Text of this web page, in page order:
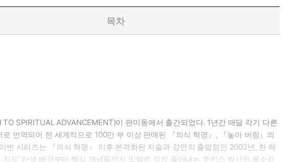
목차
SPIRITUAL ADVANCEMENT)이 판미동에서 출간되었다. 1년간 매달 각기 다른
번역되어 전 세계적으로 100만 부 이상 판매된 『의식 혁명』, 『놓아 버림』의
번 시리즈는 『의식 혁명』 이후 본격화된 저술과 강연의 출발점인 2002년, 한 해
도’ 탄생 배경부터 핵심 개념들까지 입말로 직접 풀어내는 호킨스 박사의 목소리